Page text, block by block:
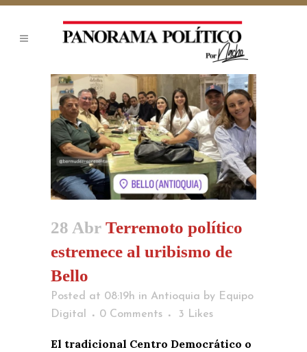
28 Abr Terremoto político
estremece al uribismo de
Bello
Posted at 08:19h in Antioquia by Equipo
Digital
0 Comments 3 Likes
El tradicional Centro Democrático o